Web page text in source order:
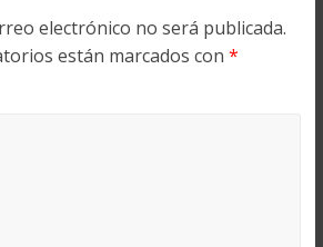
electrónico no será publicada.
están marcados con *